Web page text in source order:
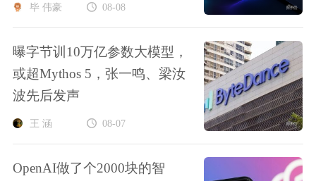
毕 伟豪 08-08
曝字节训10万亿参数大模型，
或超Mythos 5，张一鸣、梁汝
波先后发声
王 涵 08-07
OpenAI做了个2000块的智